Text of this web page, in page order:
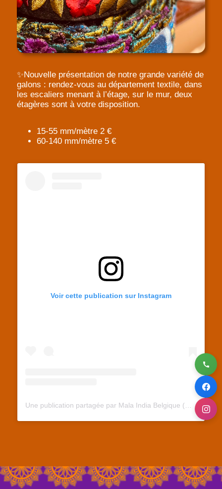
✨Nouvelle présentation de notre grande variété de
galons : rendez-vous au département textile, dans
les escaliers menant à l’étage, sur le mur, deux
étagères sont à votre disposition.
15-55 mm/mètre 2 €
60-140 mm/mètre 5 €
Voir cette publication sur Instagram